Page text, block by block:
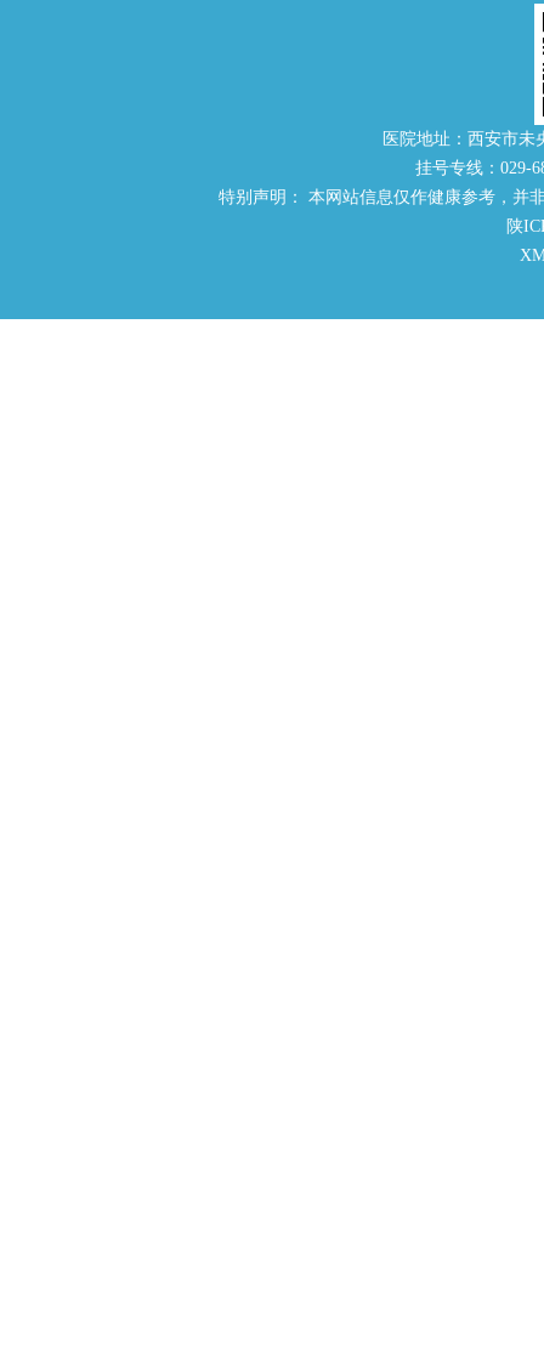
医院地址：西安市
挂号专线：029-
特别声明： 本网站信息仅作健康参考，并
陕